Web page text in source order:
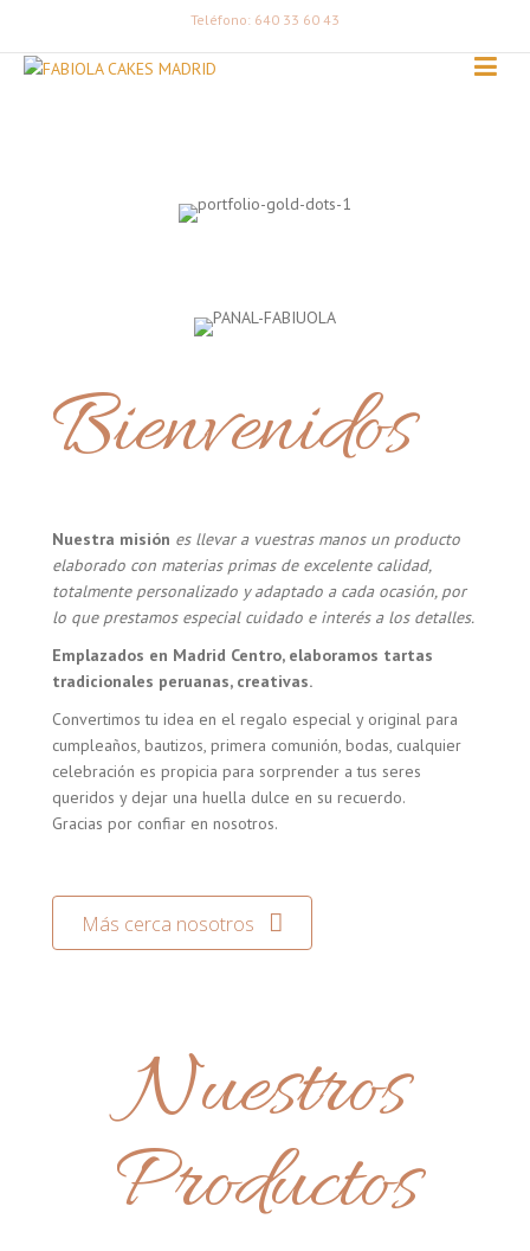
Teléfono: 640 33 60 43
Bienvenidos
Nuestra misión es llevar a vuestras manos un producto
elaborado con materias primas de excelente calidad,
totalmente personalizado y adaptado a cada ocasión, por
lo que prestamos especial cuidado e interés a los detalles.
Emplazados en Madrid Centro, elaboramos tartas
tradicionales peruanas, creativas.
Convertimos tu idea en el regalo especial y original para
cumpleaños, bautizos, primera comunión, bodas, cualquier
celebración es propicia para sorprender a tus seres
queridos y dejar una huella dulce en su recuerdo.
Gracias por confiar en nosotros.
Más cerca nosotros
Nuestros
Productos